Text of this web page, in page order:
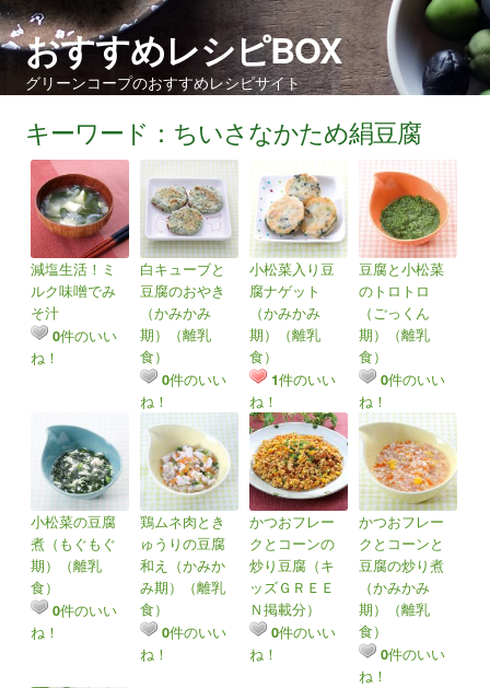
おすすめレシピBOX
グリーンコープのおすすめレシピサイト
キーワード：ちいさなかため絹豆腐
減塩生活！ミ
ルク味噌でみ
そ汁
0件のいい
ね！
白キューブと
豆腐のおやき
（かみかみ
期）（離乳
食）
0件のいい
ね！
小松菜入り豆
腐ナゲット
（かみかみ
期）（離乳
食）
1件のいい
ね！
豆腐と小松菜
のトロトロ
（ごっくん
期）（離乳
食）
0件のいい
ね！
小松菜の豆腐
煮（もぐもぐ
期）（離乳
食）
0件のいい
ね！
鶏ムネ肉とき
ゅうりの豆腐
和え（かみか
み期）（離乳
食）
0件のいい
ね！
かつおフレー
クとコーンの
炒り豆腐（キ
ッズＧＲＥＥ
Ｎ掲載分）
0件のいい
ね！
かつおフレー
クとコーンと
豆腐の炒り煮
（かみかみ
期）（離乳
食）
0件のいい
ね！